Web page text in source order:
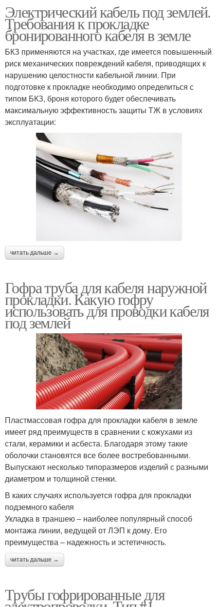
Электрический кабель под землей.
Требования к прокладке
бронированного кабеля в земле
БКЗ применяются на участках, где имеется повышенный
риск механических повреждений кабеля, приводящих к
нарушению целостности кабельной линии. При
подготовке к прокладке необходимо определиться с
типом БКЗ, броня которого будет обеспечивать
максимальную эффективность защиты ТЖ в условиях
эксплуатации:
читать дальше →
Гофра труба для кабеля наружной
прокладки. Какую гофру
использовать для проводки кабеля
под землей
Пластмассовая гофра для прокладки кабеля в земле
имеет ряд преимуществ в сравнении с кожухами из
стали, керамики и асбеста. Благодаря этому такие
оболочки становятся все более востребованными.
Выпускают несколько типоразмеров изделий с разными
диаметром и толщиной стенки.
В каких случаях используется гофра для прокладки
подземного кабеля
Укладка в траншею – наиболее популярный способ
монтажа линии, ведущей от ЛЭП к дому. Его
преимущества – надежность и эстетичность.
читать дальше →
Трубы гофрированные для